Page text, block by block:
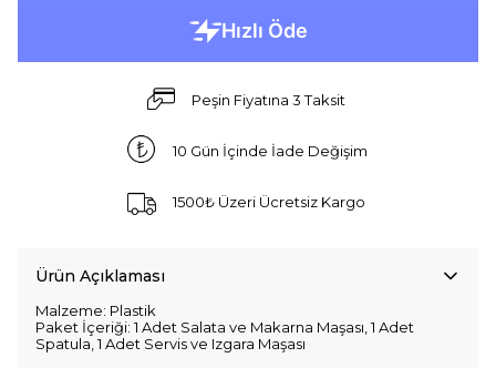
Peşin Fiyatına 3 Taksit
10 Gün İçinde İade Değişim
1500₺ Üzeri Ücretsiz Kargo
Ürün Açıklaması
Malzeme: Plastik
Paket İçeriği: 1 Adet Salata ve Makarna Maşası, 1 Adet
Spatula, 1 Adet Servis ve Izgara Maşası